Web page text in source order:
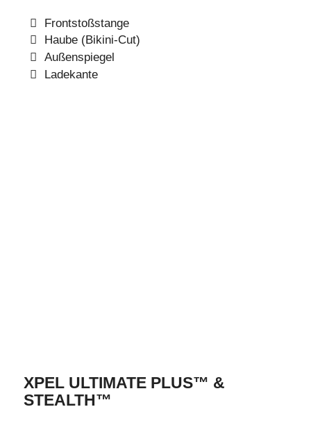
Frontstoßstange
Haube (Bikini-Cut)
Außenspiegel
Ladekante
XPEL ULTIMATE PLUS™ &
STEALTH™